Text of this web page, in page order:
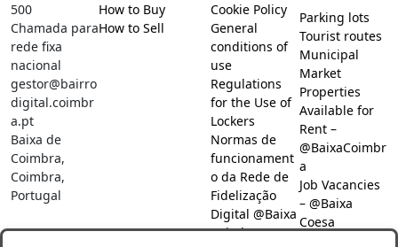
500
Chamada para
rede fixa
nacional
gestor@bairro
digital.coimbr
a.pt
Baixa de
Coimbra,
Coimbra,
Portugal
How to Buy
How to Sell
Cookie Policy
General
conditions of
use
Regulations
for the Use of
Lockers
Normas de
funcionament
o da Rede de
Fidelização
Digital @Baixa
Coimbra
Parking lots
Tourist routes
Municipal
Market
Properties
Available for
Rent –
@BaixaCoimbr
a
Job Vacancies
– @Baixa
Coesa